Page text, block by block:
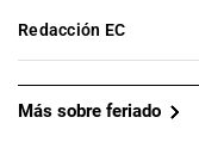
Redacción EC
Más sobre feriado